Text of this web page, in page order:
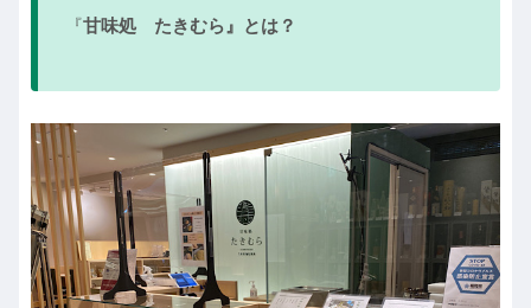
『甘味処 たきむら』とは？